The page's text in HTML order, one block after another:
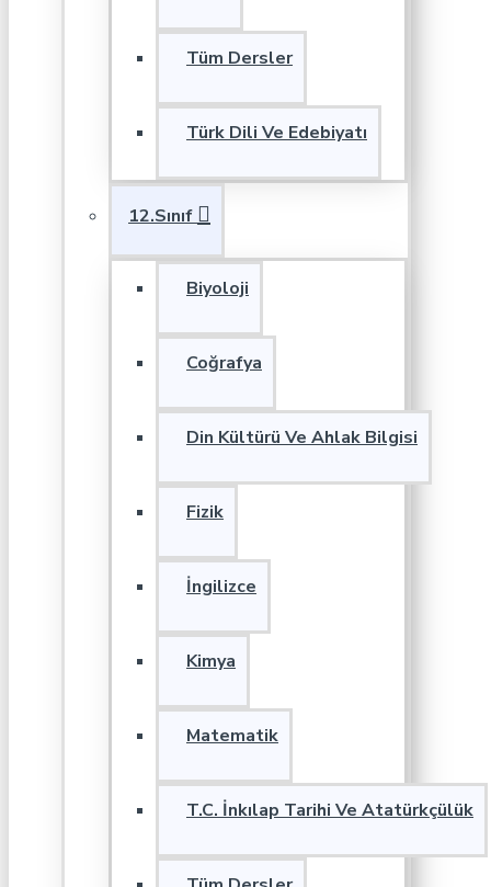
Tüm Dersler
Türk Dili Ve Edebiyatı
12.Sınıf
Biyoloji
Coğrafya
Din Kültürü Ve Ahlak Bilgisi
Fizik
İngilizce
Kimya
Matematik
T.C. İnkılap Tarihi Ve Atatürkçülük